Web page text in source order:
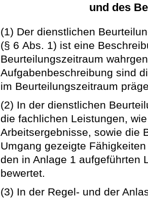
und des
(1) Der dienstlichen
(§ 6 Abs. 1) ist eine
Beurteilungszeitraum
Aufgabenbeschreibung sind
im Beurteilungszeitraum
(2) In der dienstlichen
die fachlichen Leistungen,
Arbeitsergebnisse, sowie die
Umgang gezeigte
den in Anlage 1 aufgeführten
bewertet.
(3) In der Regel- und der